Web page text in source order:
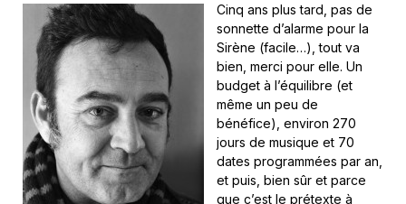
Cinq ans plus tard, pas de
sonnette d’alarme pour la
Sirène (facile…), tout va
bien, merci pour elle. Un
budget à l’équilibre (et
même un peu de
bénéfice), environ 270
jours de musique et 70
dates programmées par an,
et puis, bien sûr et parce
que c’est le prétexte à